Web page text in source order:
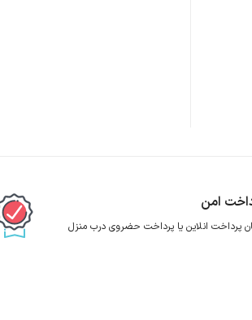
امن
پرداخت انلاین یا پرداخت حضروی درب منزل